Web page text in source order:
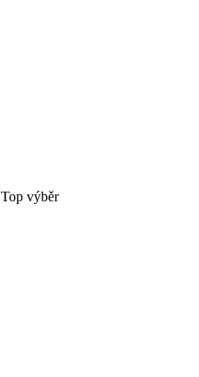
Top výběr